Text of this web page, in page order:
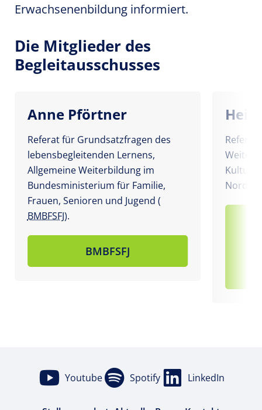
Erwachsenenbildung informiert.
Die Mitglieder des
Begleitausschusses
Anne Pförtner
Referat für Grundsatzfragen des
lebensbegleitenden Lernens,
Allgemeine Weiterbildung im
Bundesministerium für Familie,
Frauen, Senioren und Jugend (
BMBFSFJ).
BMBFSFJ
Kultur
Youtube Spotify LinkedIn